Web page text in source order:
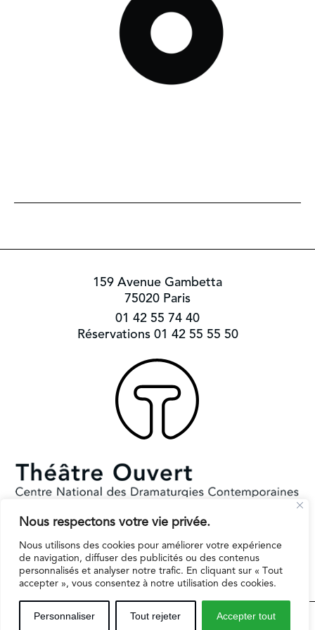
Nous respectons votre vie privée.
Nous utilisons des cookies pour améliorer votre expérience
de navigation, diffuser des publicités ou des contenus
personnalisés et analyser notre trafic. En cliquant sur « Tout
accepter », vous consentez à notre utilisation des cookies.
Personnaliser Tout rejeter Accepter tout
159 Avenue Gambetta
75020 Paris
01 42 55 74 40
Réservations 01 42 55 55 50
Subventionné par le Ministère de la Culture et la Ville de Paris.
Il reçoit le soutien de la région Ile-de-France pour l’EPAT
Espaces professionnels Contact
Mentions légales